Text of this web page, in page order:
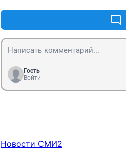
Гость
Войти
Новости СМИ2